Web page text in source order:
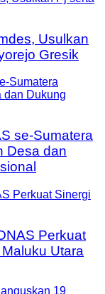
Usulkan
Gresik
se-Sumatera
Desa dan
Perkuat
Utara